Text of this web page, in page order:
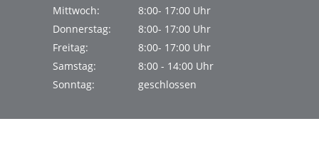
Mittwoch:
8:00- 17:00 Uhr
Donnerstag:
8:00- 17:00 Uhr
Freitag:
8:00- 17:00 Uhr
Samstag:
8:00 - 14:00 Uhr
Sonntag:
geschlossen